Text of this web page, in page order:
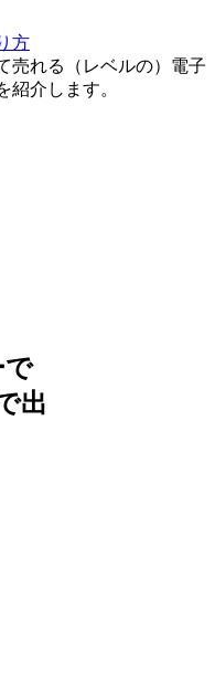
売れる（レベルの）電子
紹介します。
で
出